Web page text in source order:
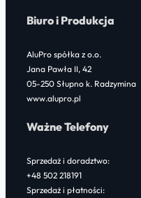
Biuro i Produkcja
AluPro spółka z o.o.
Jana Pawła II, 42
05-250 Słupno k. Radzymina
www.alupro.pl
Ważne Telefony
Sprzedaż i doradztwo:
+48 502 218191
Sprzedaż i płatności: